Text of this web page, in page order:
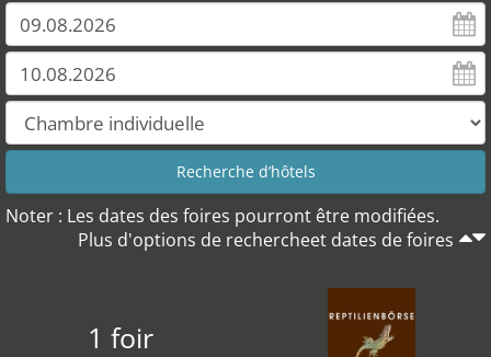
Noter : Les dates des foires pourront être modifiées.
Plus d'options de rechercheet dates de foires
1 foir